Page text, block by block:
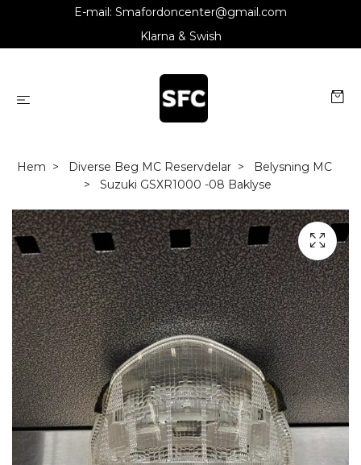
E-mail: Smafordoncenter@gmail.com
Klarna & Swish
Hem Diverse Beg MC Reservdelar
Belysning MC
Suzuki GSXR1000 -08 Baklyse